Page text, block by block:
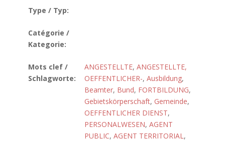
Type / Typ:
Catégorie /
Kategorie:
Mots clef /
Schlagworte:
ANGESTELLTE, ANGESTELLTE,
OEFFENTLICHER-, Ausbildung,
Beamter, Bund, FORTBILDUNG,
Gebietskörperschaft, Gemeinde,
OEFFENTLICHER DIENST,
PERSONALWESEN, AGENT
PUBLIC, AGENT TERRITORIAL,